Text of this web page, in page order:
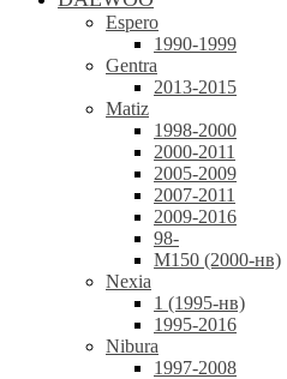
Espero
1990-1999
Gentra
2013-2015
Matiz
1998-2000
2000-2011
2005-2009
2007-2011
2009-2016
98-
М150 (2000-нв)
Nexia
1 (1995-нв)
1995-2016
Nibura
1997-2008